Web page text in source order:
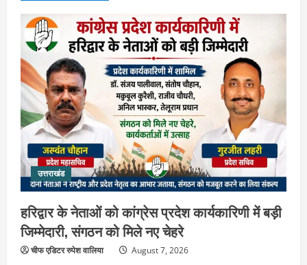
उत्तराखंड
हरिद्वार के नेताओं को कांग्रेस प्रदेश कार्यकारिणी में बड़ी
जिम्मेदारी, संगठन को मिले नए चेहरे
चीफ एडिटर रुपेश वालिया August 7, 2026